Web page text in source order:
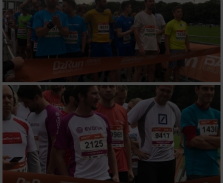
Analyse von Zielgruppen durch Statistiken
oder Kombinationen von Daten aus
verschiedenen Quellen
Entwicklung und Verbesserung der Angebote
Verwendung reduzierter Daten zur Auswahl
von Inhalten
IAB-Besonderheiten:
Verwendung genauer Standortdaten
Geräte anhand von aktiv angeforderten
Informationen identifizieren
Nicht-IAB-Verarbeitungszwecke: